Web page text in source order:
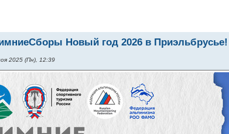
Новый год 2026 в Приэльбрусье!
2025 (Пн), 12:39